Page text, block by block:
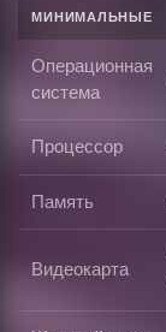
МИНИМАЛЬНЫЕ
Операционная
система
Процессор
Память
Видеокарта